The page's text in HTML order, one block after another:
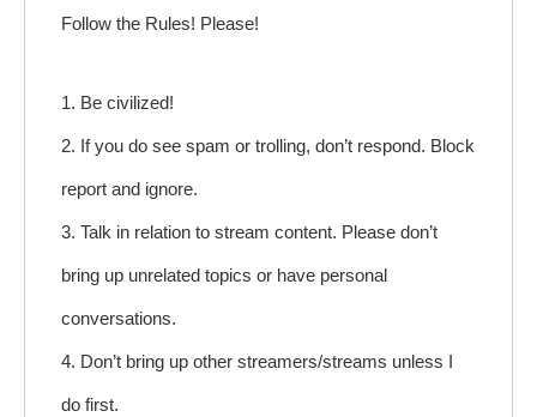
Follow the Rules! Please!
1. Be civilized!
2. If you do see spam or trolling, don’t respond. Block
report and ignore.
3. Talk in relation to stream content. Please don’t
bring up unrelated topics or have personal
conversations.
4. Don’t bring up other streamers/streams unless I
do first.